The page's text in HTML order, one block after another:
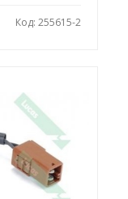
Код: 255615-2